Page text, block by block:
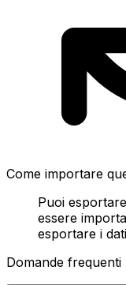
Come importare
Puoi
essere
esportare i
Domande frequenti